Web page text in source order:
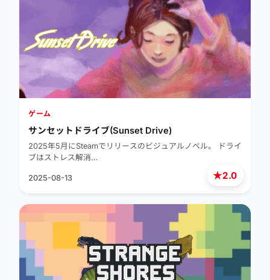
★2.0
ゲーム
サンセットドライブ(Sunset Drive)
2025年5月にSteamでリリースのビジュアルノベル。 ドライ
ブはストレス解消…
2025-08-13